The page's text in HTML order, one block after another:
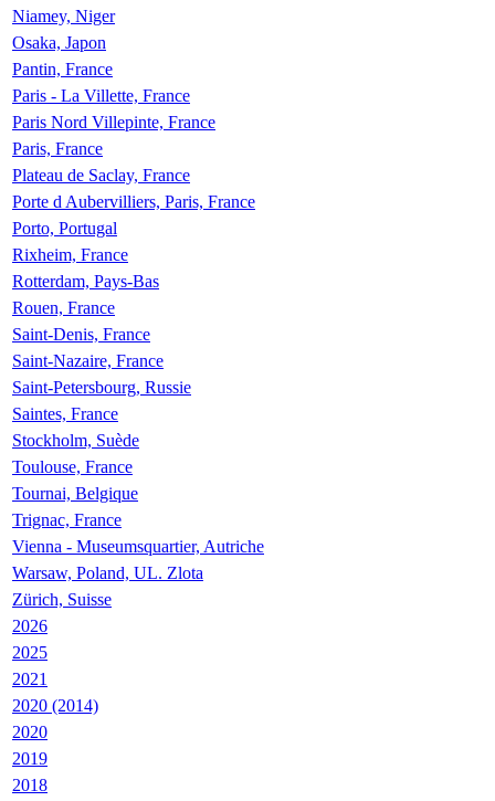
Niamey, Niger
Osaka, Japon
Pantin, France
Paris - La Villette, France
Paris Nord Villepinte, France
Paris, France
Plateau de Saclay, France
Porte d Aubervilliers, Paris, France
Porto, Portugal
Rixheim, France
Rotterdam, Pays-Bas
Rouen, France
Saint-Denis, France
Saint-Nazaire, France
Saint-Petersbourg, Russie
Saintes, France
Stockholm, Suède
Toulouse, France
Tournai, Belgique
Trignac, France
Vienna - Museumsquartier, Autriche
Warsaw, Poland, UL. Zlota
Zürich, Suisse
2026
2025
2021
2020 (2014)
2020
2019
2018